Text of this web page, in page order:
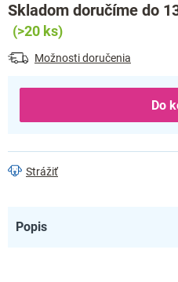
Skladom doručíme do
(>20 ks)
Možnosti doručenia
Do
Strážiť
Popis